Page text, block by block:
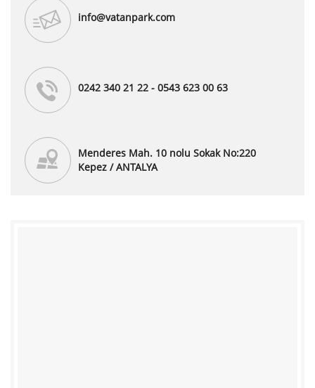
info@vatanpark.com
0242 340 21 22 - 0543 623 00 63
Menderes Mah. 10 nolu Sokak No:220
Kepez / ANTALYA